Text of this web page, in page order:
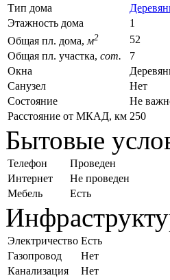
Тип дома
Этажность дома
1
Общая пл. дома, м2
52
Общая пл. участка, сот.
7
Окна
Санузел
Нет
Состояние
Не
Расстояние от МКАД, км 250
Бытовые
Телефон
Проведен
Интернет
Не проведен
Мебель
Есть
Электричество Есть
Газопровод
Нет
Канализация
Нет